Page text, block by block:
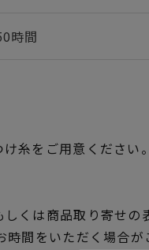
時間
糸をご用意ください。
くは商品取り寄せの
間をいただく場合が